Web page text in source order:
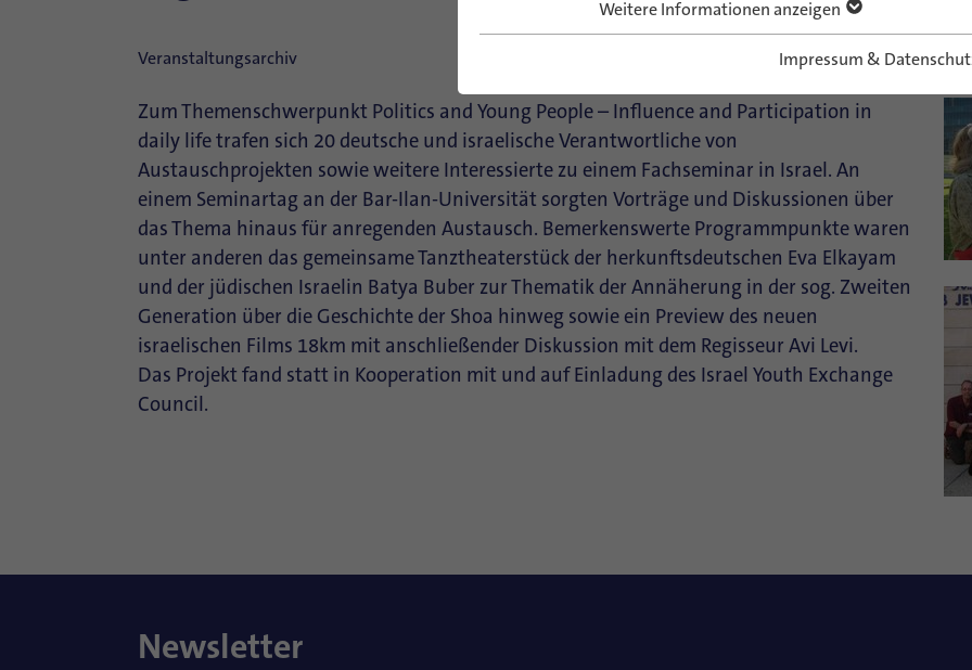
Weitere Informationen anzeigen
Impressum &
Veranstaltungsarchiv
Zum Themenschwerpunkt Politics and Young People – Influence and Participation in
daily life trafen sich 20 deutsche und israelische Verantwortliche von
Austauschprojekten sowie weitere Interessierte zu einem Fachseminar in Israel. An
einem Seminartag an der Bar-Ilan-Universität sorgten Vorträge und Diskussionen über
das Thema hinaus für anregenden Austausch. Bemerkenswerte Programmpunkte waren
unter anderen das gemeinsame Tanztheaterstück der herkunftsdeutschen Eva Elkayam
und der jüdischen Israelin Batya Buber zur Thematik der Annäherung in der sog. Zweiten
Generation über die Geschichte der Shoa hinweg sowie ein Preview des neuen
israelischen Films 18km mit anschließender Diskussion mit dem Regisseur Avi Levi.
Das Projekt fand statt in Kooperation mit und auf Einladung des Israel Youth Exchange
Council.
Newsletter